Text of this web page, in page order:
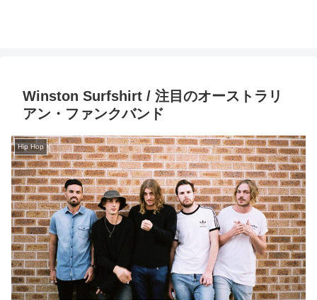
Winston Surfshirt / 注目のオーストラリ
アン・ファンクバンド
Hip Hop